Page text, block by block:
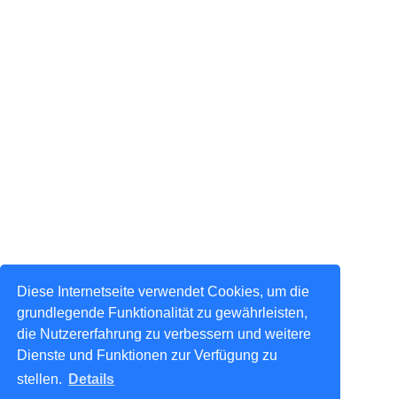
Diese Internetseite verwendet Cookies, um die
grundlegende Funktionalität zu gewährleisten,
die Nutzererfahrung zu verbessern und weitere
Dienste und Funktionen zur Verfügung zu
stellen.
Details